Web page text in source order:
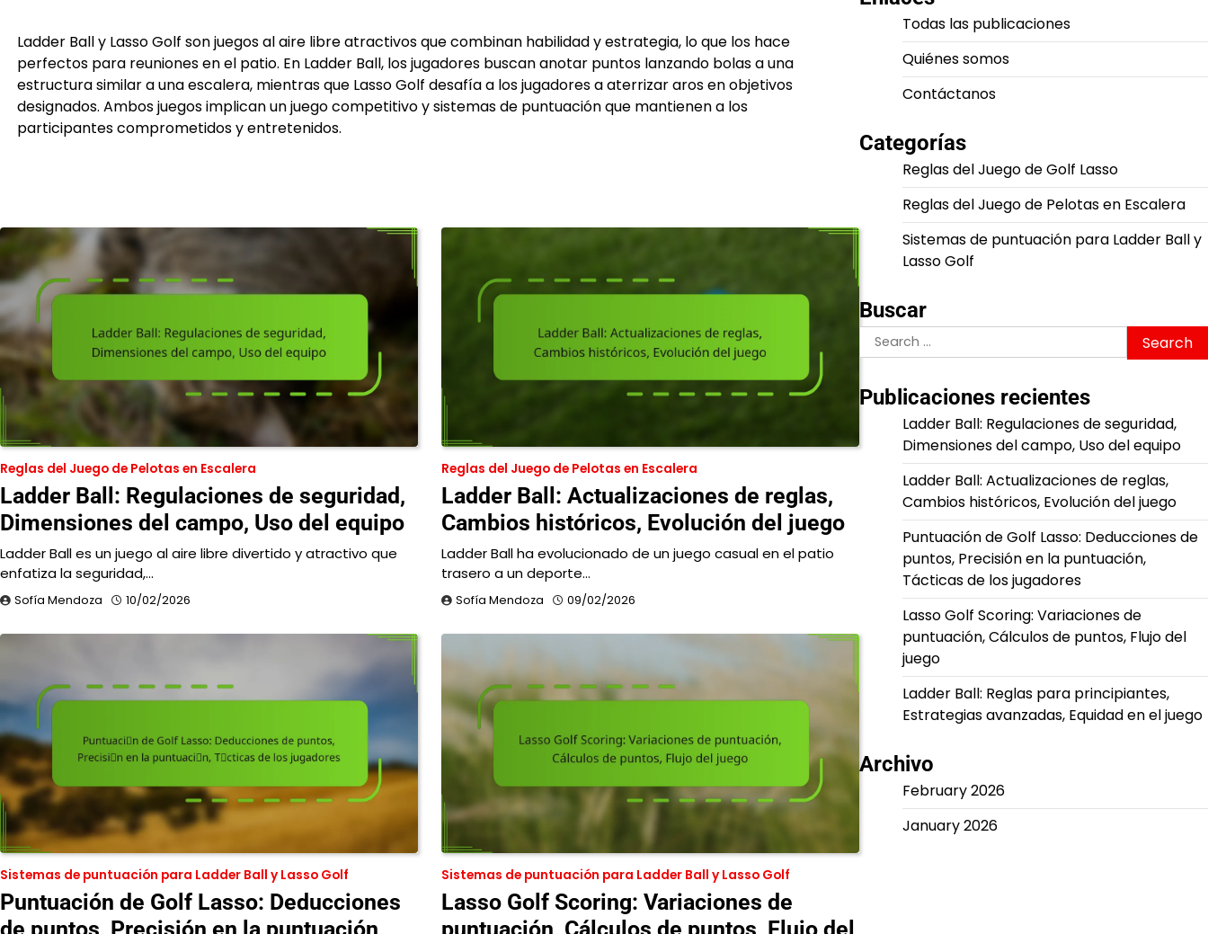
Ladder Ball y Lasso Golf son juegos al aire libre atractivos que combinan habilidad y estrategia, lo que los hace
perfectos para reuniones en el patio. En Ladder Ball, los jugadores buscan anotar puntos lanzando bolas a una
estructura similar a una escalera, mientras que Lasso Golf desafía a los jugadores a aterrizar aros en objetivos
designados. Ambos juegos implican un juego competitivo y sistemas de puntuación que mantienen a los
participantes comprometidos y entretenidos.
Reglas del Juego de Pelotas en Escalera
Ladder Ball: Regulaciones de seguridad,
Dimensiones del campo, Uso del equipo
Ladder Ball es un juego al aire libre divertido y atractivo que
enfatiza la seguridad,…
Sofía Mendoza 10/02/2026
Reglas del Juego de Pelotas en Escalera
Ladder Ball: Actualizaciones de reglas,
Cambios históricos, Evolución del juego
Ladder Ball ha evolucionado de un juego casual en el patio
trasero a un deporte…
Sofía Mendoza 09/02/2026
Sistemas de puntuación para Ladder Ball y Lasso Golf
Puntuación de Golf Lasso: Deducciones
Sistemas de puntuación para Ladder Ball y Lasso Golf
Lasso Golf Scoring: Variaciones de
Todas las publicaciones
Quiénes somos
Contáctanos
Categorías
Reglas del Juego de Golf Lasso
Reglas del Juego de Pelotas en Escalera
Sistemas de puntuación para Ladder Ball y
Lasso Golf
Buscar
Search
for:
Publicaciones recientes
Ladder Ball: Regulaciones de seguridad,
Dimensiones del campo, Uso del equipo
Ladder Ball: Actualizaciones de reglas,
Cambios históricos, Evolución del juego
Puntuación de Golf Lasso: Deducciones de
puntos, Precisión en la puntuación,
Tácticas de los jugadores
Lasso Golf Scoring: Variaciones de
puntuación, Cálculos de puntos, Flujo del
juego
Ladder Ball: Reglas para principiantes,
Estrategias avanzadas, Equidad en el juego
Archivo
February 2026
January 2026